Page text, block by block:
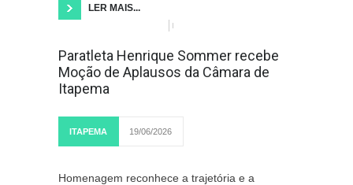
LER MAIS...
Paratleta Henrique Sommer recebe
Moção de Aplausos da Câmara de
Itapema
ITAPEMA 19/06/2026
Homenagem reconhece a trajetória e a